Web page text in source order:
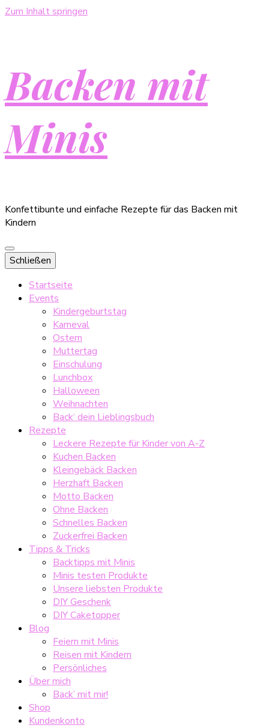
Zum Inhalt springen
Backen mit
Minis
Konfettibunte und einfache Rezepte für das Backen mit
Kindern
Schließen
Startseite
Events
Kindergeburtstag
Karneval
Ostern
Muttertag
Einschulung
Lunchbox
Halloween
Weihnachten
Back‘ dein Lieblingsbuch
Rezepte
Leckere Rezepte für Kinder von A-Z
Kuchen Backen
Kleingebäck Backen
Herzhaft Backen
Motto Backen
Ohne Backen
Schnelles Backen
Zuckerfrei Backen
Tipps & Tricks
Backtipps mit Minis
Minis testen Produkte
Unsere liebsten Produkte
DIY Geschenk
DIY Caketopper
Blog
Feiern mit Minis
Reisen mit Kindern
Persönliches
Über mich
Back’ mit mir!
Shop
Kundenkonto